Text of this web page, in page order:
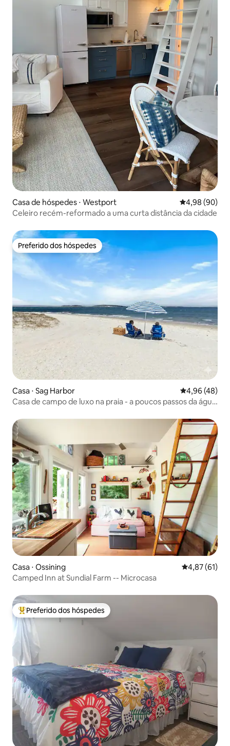
Casa de hóspedes ⋅ Westport 4,98 de uma
4,98 (90)
Celeiro recém-reformado a uma curta distância da cidade
Preferido dos hóspedes
Preferido dos hóspedes
Casa ⋅ Sag Harbor 4,96 de uma
4,96 (48)
Casa de campo de luxo na praia - a poucos passos da água
Casa ⋅ Ossining 4,87 de uma
4,87 (61)
Camped Inn at Sundial Farm -- Microcasa
Entre os melhores preferidos dos hóspedes
Preferido dos hóspedes